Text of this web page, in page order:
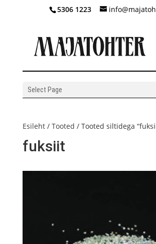
5306 1223
Select Page
Esileht/ Tooted / Tooted siltidega
fuksiit